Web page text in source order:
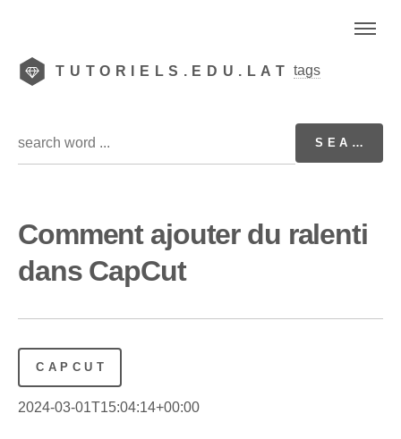
TUTORIELS.EDU.LAT tags
Comment ajouter du ralenti
dans CapCut
CAPCUT
2024-03-01T15:04:14+00:00